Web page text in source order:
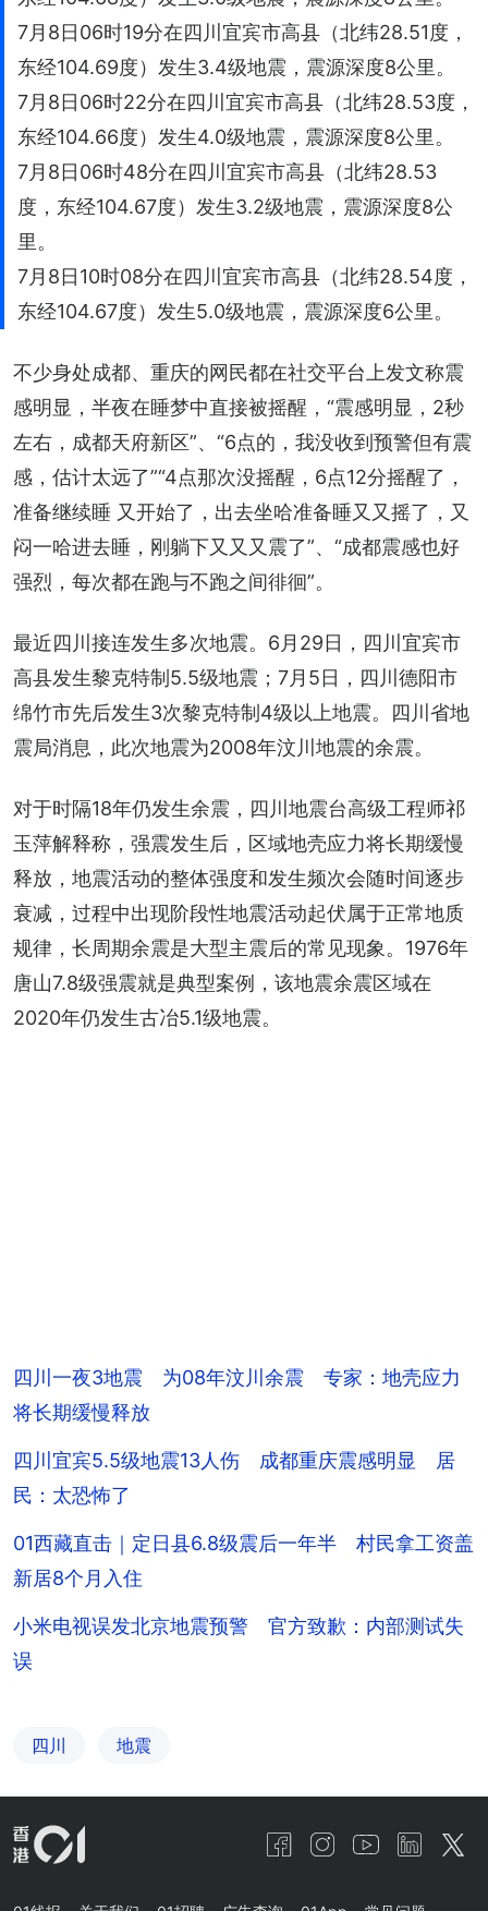
7月8日06时19分在四川宜宾市高县（北纬28.51度，
东经104.69度）发生3.4级地震，震源深度8公里。
7月8日06时22分在四川宜宾市高县（北纬28.53度，
东经104.66度）发生4.0级地震，震源深度8公里。
7月8日06时48分在四川宜宾市高县（北纬28.53
度，东经104.67度）发生3.2级地震，震源深度8公
里。
7月8日10时08分在四川宜宾市高县（北纬28.54度，
东经104.67度）发生5.0级地震，震源深度6公里。
不少身处成都、重庆的网民都在社交平台上发文称震
感明显，半夜在睡梦中直接被摇醒，“震感明显，2秒
左右，成都天府新区”、“6点的，我没收到预警但有震
感，估计太远了”“4点那次没摇醒，6点12分摇醒了，
准备继续睡 又开始了，出去坐哈准备睡又又摇了，又
闷一哈进去睡，刚躺下又又又震了”、“成都震感也好
强烈，每次都在跑与不跑之间徘徊”。
最近四川接连发生多次地震。6月29日，四川宜宾市
高县发生黎克特制5.5级地震；7月5日，四川德阳市
绵竹市先后发生3次黎克特制4级以上地震。四川省地
震局消息，此次地震为2008年汶川地震的余震。
对于时隔18年仍发生余震，四川地震台高级工程师祁
玉萍解释称，强震发生后，区域地壳应力将长期缓慢
释放，地震活动的整体强度和发生频次会随时间逐步
衰减，过程中出现阶段性地震活动起伏属于正常地质
规律，长周期余震是大型主震后的常见现象。1976年
唐山7.8级强震就是典型案例，该地震余震区域在
2020年仍发生古冶5.1级地震。
四川一夜3地震 为08年汶川余震 专家：地壳应力
将长期缓慢释放
四川宜宾5.5级地震13人伤 成都重庆震感明显 居
民：太恐怖了
01西藏直击｜定日县6.8级震后一年半 村民拿工资盖
新居8个月入住
小米电视误发北京地震预警 官方致歉：内部测试失
误
四川 地震